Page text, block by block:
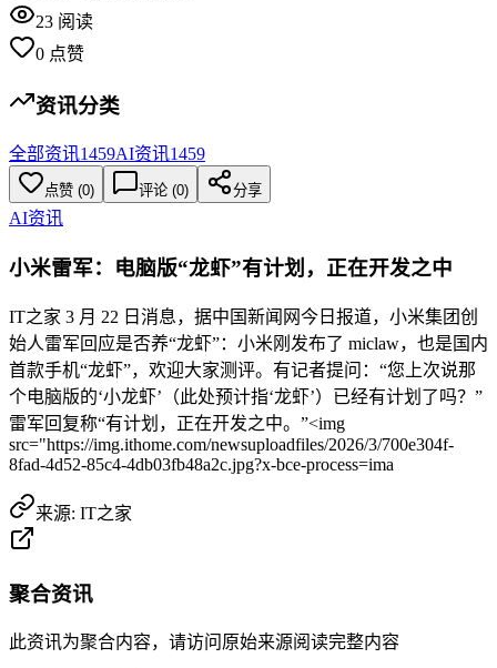
23 阅读
0 点赞
资讯分类
全部资讯1459AI资讯1459
点赞 (0) 评论 (0) 分享
AI资讯
小米雷军：电脑版“龙虾”有计划，正在开发之中
IT之家 3 月 22 日消息，据中国新闻网今日报道，小米集团创
始人雷军回应是否养“龙虾”：小米刚发布了 miclaw，也是国内
首款手机“龙虾”，欢迎大家测评。有记者提问：“您上次说那
个电脑版的‘小龙虾’（此处预计指‘龙虾’）已经有计划了吗？”
雷军回复称“有计划，正在开发之中。”<img
src="https://img.ithome.com/newsuploadfiles/2026/3/700e304f-
8fad-4d52-85c4-4db03fb48a2c.jpg?x-bce-process=ima
来源: IT之家
聚合资讯
此资讯为聚合内容，请访问原始来源阅读完整内容